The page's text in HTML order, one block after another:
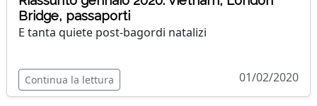
Bridge, passaporti
E tanta quiete post-bagordi natalizi
Continua la lettura 01/02/2020